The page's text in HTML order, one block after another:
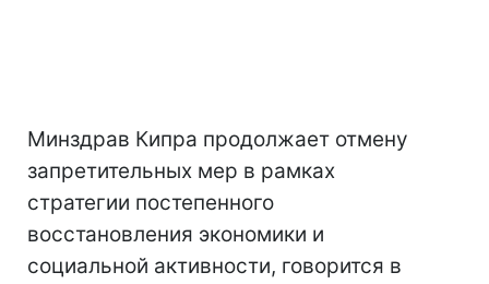
Минздрав Кипра продолжает отмену
запретительных мер в рамках
стратегии постепенного
восстановления экономики и
социальной активности, говорится в